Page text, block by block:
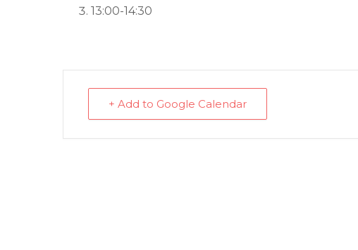
13:00-14:30
+ Add to Google Calendar